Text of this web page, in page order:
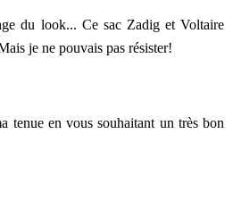
du look... Ce sac Zadig et Voltaire
je ne pouvais pas résister!
tenue en vous souhaitant un très bon